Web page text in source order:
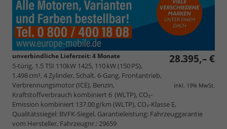
28.395,– €
inkl. 19% MwSt.
unverbindliche Lieferzeit:4 Monate
5-türig, 1.5 TSI 110kW 1425, 110 kW (150 PS),
1.498 cm³, 4 Zylinder, Schalt. 6-Gang, Frontantrieb,
Verbrennungsmotor (ICE), Benzin,
Kraftstoffverbrauch kombiniert 6 (WLTP), CO₂-
Emission kombiniert 137.00 g/km (WLTP), CO₂-Klasse E,
Qualitätssiegel: BVFK-Siegel, Garantieleistung: Fahrzeuggarantie
vom Hersteller, Fahrzeugnr.: 29659